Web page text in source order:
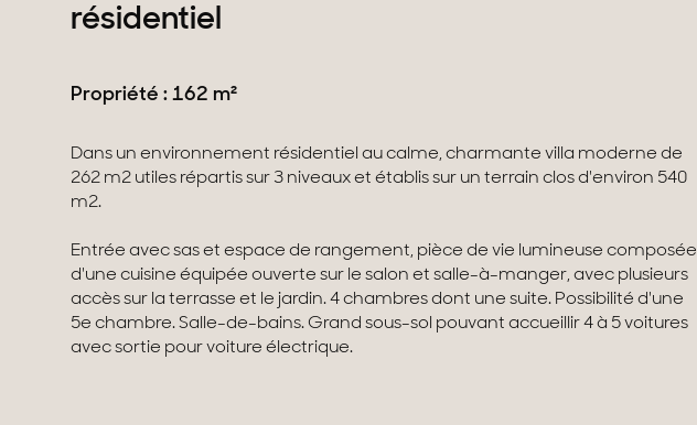
résidentiel
Propriété : 162 m²
Dans un environnement résidentiel au calme, charmante villa moderne de
262 m2 utiles répartis sur 3 niveaux et établis sur un terrain clos d'environ 540
m2.
Entrée avec sas et espace de rangement, pièce de vie lumineuse composée
d'une cuisine équipée ouverte sur le salon et salle-à-manger, avec plusieurs
accès sur la terrasse et le jardin. 4 chambres dont une suite. Possibilité d'une
5e chambre. Salle-de-bains. Grand sous-sol pouvant accueillir 4 à 5 voitures
avec sortie pour voiture électrique.